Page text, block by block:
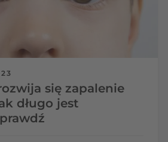
się zapalenie
długo jest